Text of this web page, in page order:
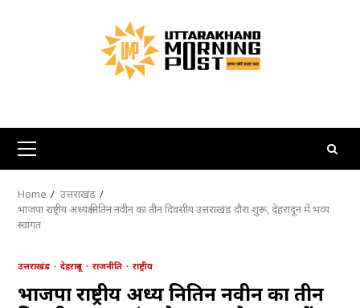
Primary
Menu
Home
उत्तराखंड
भाजपा राष्ट्रीय अध्यक्ष नितिन नवीन का तीन दिवसीय उत्तराखंड दौरा शुरू, देहरादून में भव्य
स्वागत
उत्तराखंड देहरादून राजनीति राष्ट्रीय
भाजपा राष्ट्रीय अध्यक्ष नितिन नवीन का तीन